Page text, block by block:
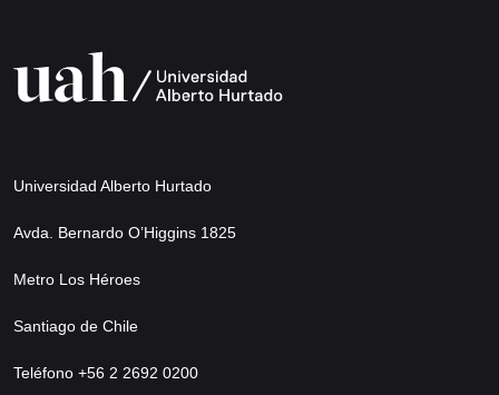
Universidad Alberto Hurtado
Avda. Bernardo O’Higgins 1825
Metro Los Héroes
Santiago de Chile
Teléfono +56 2 2692 0200